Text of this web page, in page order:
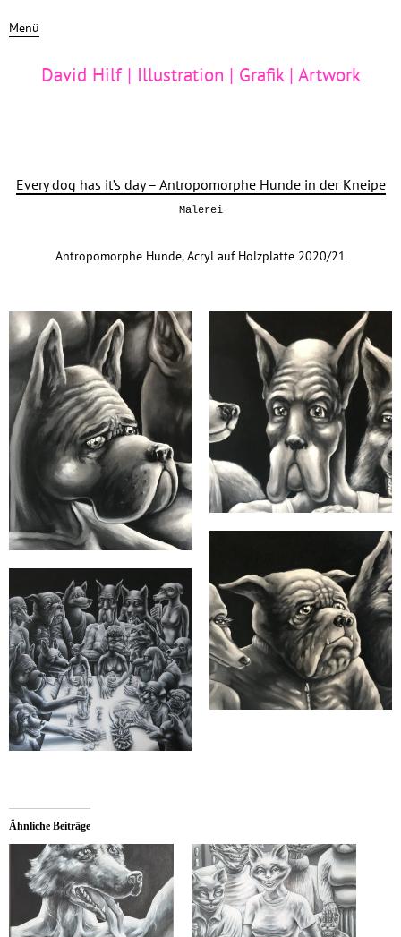
Menü
David Hilf | Illustration | Grafik | Artwork
Every dog has it’s day – Antropomorphe Hunde in der Kneipe
Malerei
Antropomorphe Hunde, Acryl auf Holzplatte 2020/21
Ähnliche Beiträge